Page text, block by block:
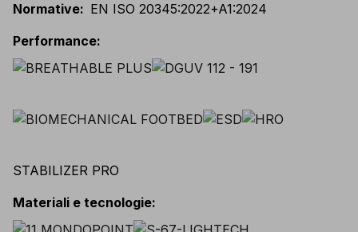
Normative: EN ISO 20345:2022+A1:2024
Performance:
STABILIZER PRO
Materiali e tecnologie: